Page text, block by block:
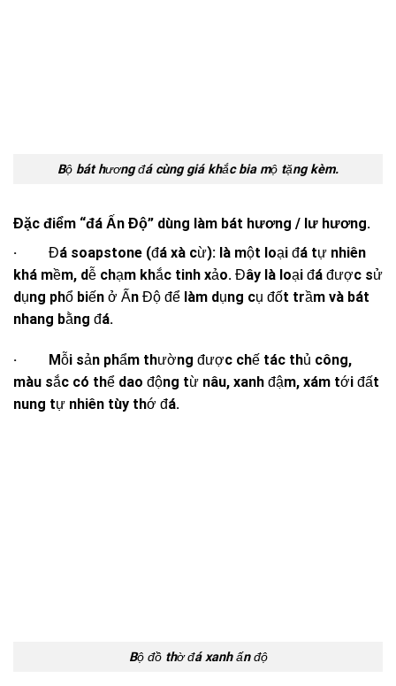
Bộ bát hương đá cùng giá khắc bia mộ tặng kèm.
Đặc điểm “đá Ấn Độ” dùng làm bát hương / lư hương.
· Đá soapstone (đá xà cừ): là một loại đá tự nhiên
khá mềm, dễ chạm khắc tinh xảo. Đây là loại đá được sử
dụng phổ biến ở Ấn Độ để làm dụng cụ đốt trầm và bát
nhang bằng đá.
· Mỗi sản phẩm thường được chế tác thủ công,
màu sắc có thể dao động từ nâu, xanh đậm, xám tới đất
nung tự nhiên tùy thớ đá.
Bộ đồ thờ đá xanh ấn độ